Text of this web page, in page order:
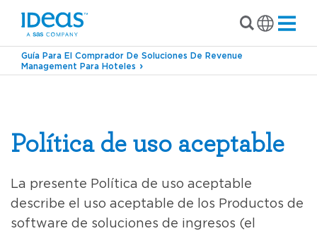
Guía Para El Comprador De Soluciones De Revenue
Management Para Hoteles
Política de uso aceptable
La presente Política de uso aceptable
describe el uso aceptable de los Productos de
software de soluciones de ingresos (el